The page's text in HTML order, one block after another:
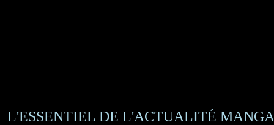
L'ESSENTIEL DE L'ACTUALITÉ